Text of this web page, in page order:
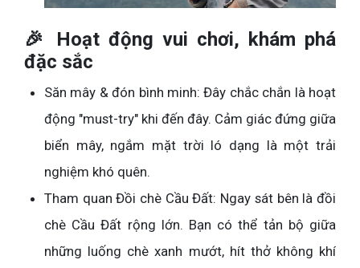
🎉 Hoạt động vui chơi, khám phá
đặc sắc
Săn mây & đón bình minh: Đây chắc chắn là hoạt
động "must-try" khi đến đây. Cảm giác đứng giữa
biển mây, ngắm mặt trời ló dạng là một trải
nghiệm khó quên.
Tham quan Đồi chè Cầu Đất: Ngay sát bên là đồi
chè Cầu Đất rộng lớn. Bạn có thể tản bộ giữa
những luống chè xanh mướt, hít thở không khí